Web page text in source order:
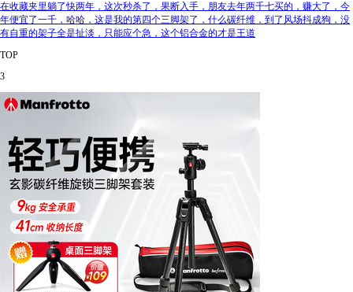
在收藏夹里躺了快两年，这次秒杀了，果断入手，朋友去年两千七买的，赚大了，今
年便宜了一千，哈哈，这是我的第四个三脚架了，什么碳纤维，到了风场抖成狗，没
有自重的架子全是扯淡，只能应个急，这个铝合金的才是王道
TOP
3